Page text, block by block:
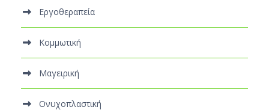
Εργοθεραπεία
Κομμωτική
Μαγειρική
Ονυχοπλαστική